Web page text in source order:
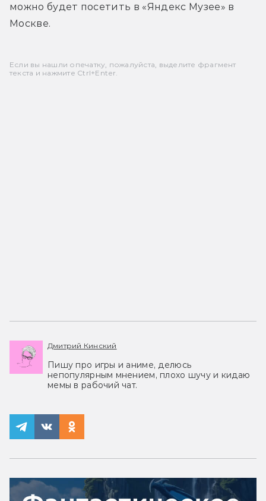
можно будет посетить в «Яндекс Музее» в
Москве.
Если вы нашли опечатку, пожалуйста, выделите фрагмент
текста и нажмите Ctrl+Enter.
Дмитрий Кинский
Пишу про игры и аниме, делюсь
непопулярным мнением, плохо шучу и кидаю
мемы в рабочий чат.